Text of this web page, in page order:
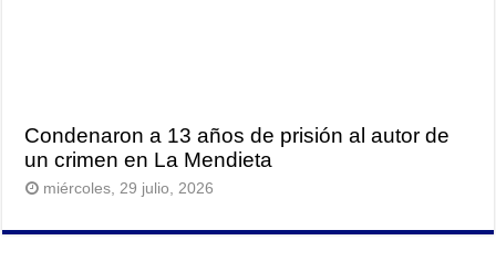
Condenaron a 13 años de prisión al autor de
un crimen en La Mendieta
miércoles, 29 julio, 2026